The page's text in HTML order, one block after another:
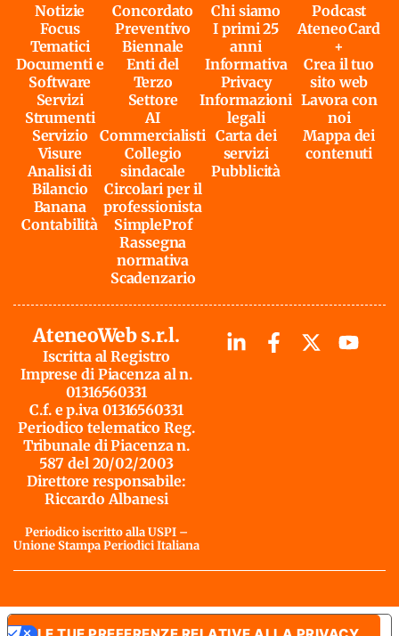
Notizie
Focus
Tematici
Documenti e
Software
Servizi
Strumenti
Servizio
Visure
Analisi di
Bilancio
Banana
Contabilità
Concordato
Preventivo
Biennale
Enti del
Terzo
Settore
AI
Commercialisti
Collegio
sindacale
Circolari per il
professionista
SimpleProf
Rassegna
normativa
Scadenzario
Chi siamo
I primi 25
anni
Informativa
Privacy
Informazioni
legali
Carta dei
servizi
Pubblicità
Podcast
AteneoCard
+
Crea il tuo
sito web
Lavora con
noi
Mappa dei
contenuti
AteneoWeb s.r.l.
Iscritta al Registro
Imprese di Piacenza al n.
01316560331
C.f. e p.iva 01316560331
Periodico telematico Reg.
Tribunale di Piacenza n.
587 del 20/02/2003
Direttore responsabile:
Riccardo Albanesi
Periodico iscritto alla USPI –
Unione Stampa Periodici Italiana